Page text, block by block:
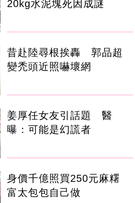
20kg水泥塊死因成謎
昔赴陸尋根挨轟 郭品超
變禿頭近照嚇壞網
姜厚任女友引話題 醫
曝：可能是幻謊者
身價千億照買250元麻糬
富太包包自己做